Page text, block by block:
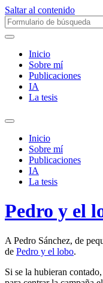
Saltar al contenido
Buscar:
Inicio
Sobre mí­
Publicaciones
IA
La tesis
Alternar
campo
búsqueda
Inicio
Sobre mí­
Publicaciones
IA
La tesis
Pedro y el
A Pedro Sánchez, de
de Pedro y el lobo.
Si se la hubieran